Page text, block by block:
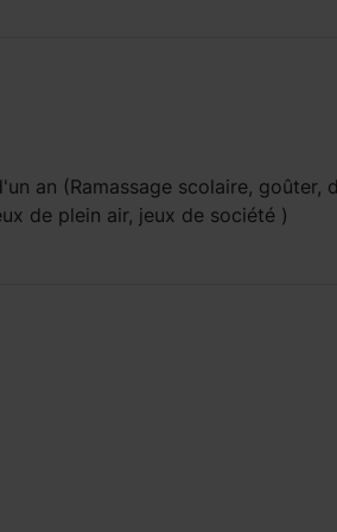
an (Ramassage scolaire, goûter,
de plein air, jeux de société )